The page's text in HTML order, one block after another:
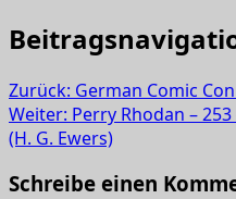
Zurück: German Comic
Weiter: Perry Rhodan –
(H. G. Ewers)
Schreibe einen